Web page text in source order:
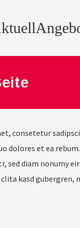
consetetur
dolores et ea
sed diam nonumy
kasd